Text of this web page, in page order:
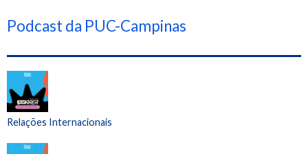
Podcast da PUC-Campinas
Relações Internacionais